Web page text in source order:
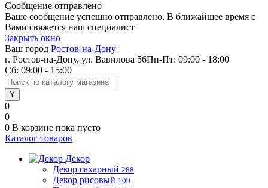
Сообщение отправлено
Ваше сообщение успешно отправлено. В ближайшее время с
Вами свяжется наш специалист
Закрыть окно
Ваш город Ростов-на-Дону
г. Ростов-на-Дону, ул. Вавилова 56Пн-Пт: 09:00 - 18:00
Сб: 09:00 - 15:00
0
0
0 В корзине пока пусто
Каталог товаров
Декор
Декор сахарный 288
Декор рисовый 109